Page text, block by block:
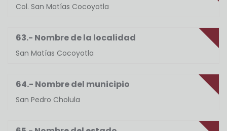
Col. San Matías Cocoyotla
63.- Nombre de la localidad
San Matías Cocoyotla
64.- Nombre del municipio
San Pedro Cholula